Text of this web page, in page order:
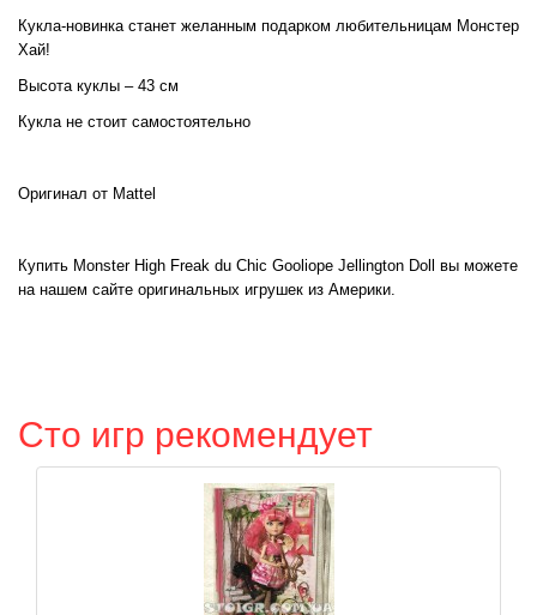
Кукла-новинка станет желанным подарком любительницам Монстер
Хай!
Высота куклы – 43 см
Кукла не стоит самостоятельно
Оригинал от Mattel
Купить Monster High Freak du Chic Gooliope Jellington Doll вы можете
на нашем сайте оригинальных игрушек из Америки.
Сто игр рекомендует